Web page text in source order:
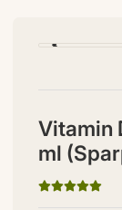
Vitamin
ml